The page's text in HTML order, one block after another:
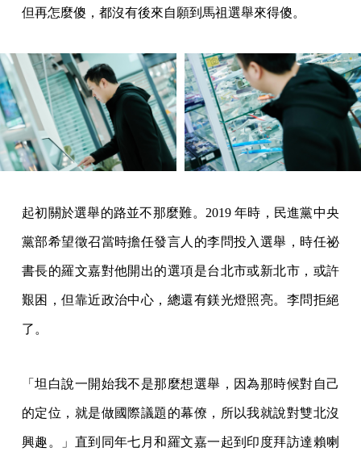
但再怎麼傻，都沒有後來自願到馬祖選舉來得傻。
起初關於選舉的路並不那麼難。2019 年時，民進黨中央
黨部希望徵召當時擔任發言人的李問投入選舉，時任祕
書長的羅文嘉對他開出的選項是台北市或新北市，或許
艱困，但靠近政治中心，總還有鎂光燈照亮。李問拒絕
了。
「坦白說一開始我不是那麼想選舉，因為那時候對自己
的定位，就是做國際議題的幕僚，所以我就說對雙北沒
興趣。」直到同年七月和羅文嘉一起到印度拜訪達賴喇